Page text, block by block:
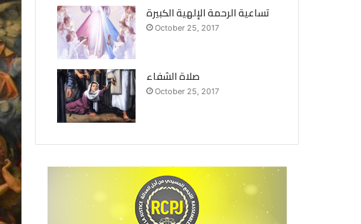
تساعية الرحمة الإلهية الكبيرة
October 25, 2017
صلاة الشفاء
October 25, 2017